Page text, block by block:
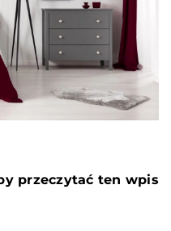
przeczytać ten wpis